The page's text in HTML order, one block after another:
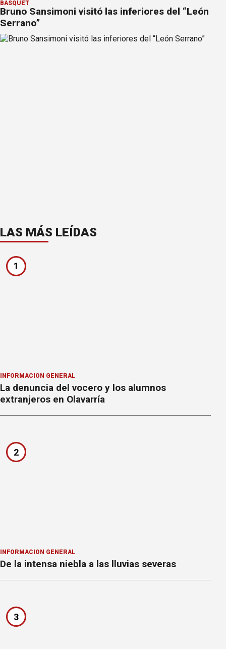
BÁSQUET
Bruno Sansimoni visitó las inferiores del “León
Serrano”
LAS MÁS LEÍDAS
1
INFORMACION GENERAL
La denuncia del vocero y los alumnos
extranjeros en Olavarría
2
INFORMACION GENERAL
De la intensa niebla a las lluvias severas
3